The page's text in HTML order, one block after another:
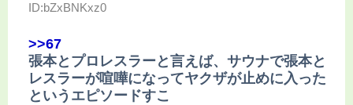
ID:bZxBNKxz0
>>67
張本とプロレスラーと言えば、サウナで張本と
レスラーが喧嘩になってヤクザが止めに入った
というエピソードすこ